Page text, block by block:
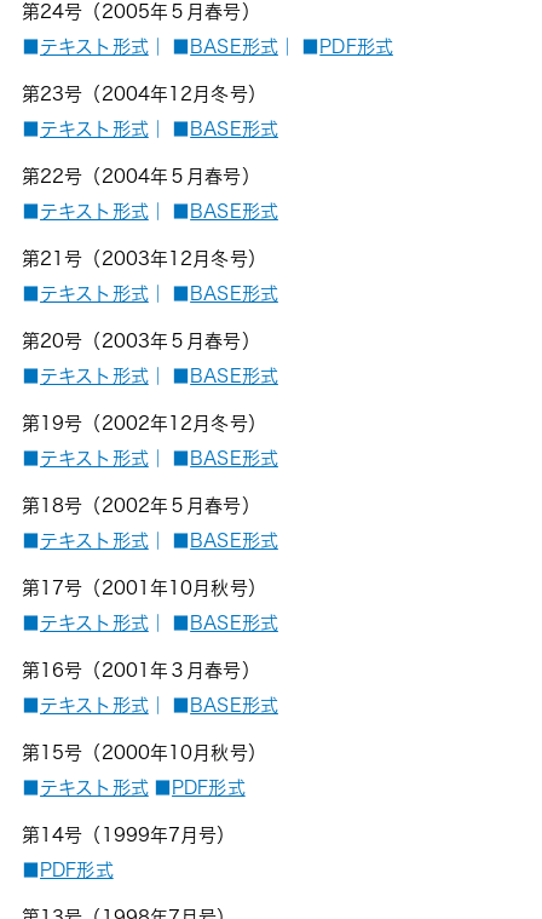
第24号（2005年５月春号）
テキスト形式｜ BASE形式｜ PDF形式
第23号（2004年12月冬号）
テキスト形式｜ BASE形式
第22号（2004年５月春号）
テキスト形式｜ BASE形式
第21号（2003年12月冬号）
テキスト形式｜ BASE形式
第20号（2003年５月春号）
テキスト形式｜ BASE形式
第19号（2002年12月冬号）
テキスト形式｜ BASE形式
第18号（2002年５月春号）
テキスト形式｜ BASE形式
第17号（2001年10月秋号）
テキスト形式｜ BASE形式
第16号（2001年３月春号）
テキスト形式｜ BASE形式
第15号（2000年10月秋号）
テキスト形式 PDF形式
第14号（1999年7月号）
PDF形式